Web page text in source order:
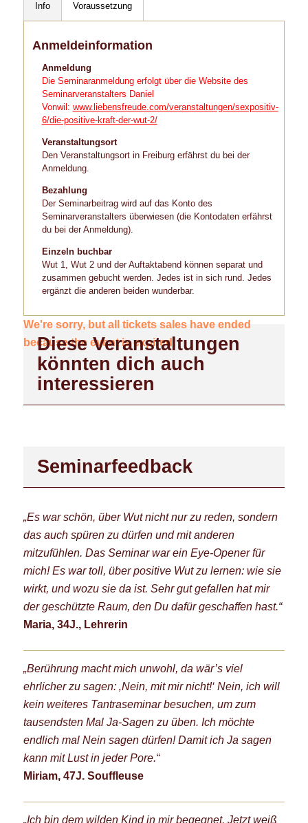
Info Voraussetzung
Anmeldeinformation
Anmeldung
Die Seminaranmeldung erfolgt über die Website des
Seminarveranstalters Daniel
Vonwil: www.liebensfreude.com/veranstaltungen/sexpositiv-
6/die-positive-kraft-der-wut-2/
Veranstaltungsort
Den Veranstaltungsort in Freiburg erfährst du bei der
Anmeldung.
Bezahlung
Der Seminarbeitrag wird auf das Konto des
Seminarveranstalters überwiesen (die Kontodaten erfährst
du bei der Anmeldung).
Einzeln buchbar
Wut 1, Wut 2 und der Auftaktabend können separat und
zusammen gebucht werden. Jedes ist in sich rund. Jedes
ergänzt die anderen beiden wunderbar.
We're sorry, but all tickets sales have ended
because the event is expired.
Diese Veranstaltungen
könnten dich auch
interessieren
Seminarfeedback
„Es war schön, über Wut nicht nur zu reden, sondern
das auch spüren zu dürfen und mit anderen
mitzufühlen. Das Seminar war ein Eye-Opener für
mich! Es war toll, über positive Wut zu lernen: wie sie
wirkt, und wozu sie da ist. Sehr gut gefallen hat mir
der geschützte Raum, den Du dafür geschaffen hast.“
Maria, 34J., Lehrerin
„Berührung macht mich unwohl, da wär’s viel
ehrlicher zu sagen: ‚Nein, mit mir nicht!‘ Nein, ich will
kein weiteres Tantraseminar besuchen, um zum
tausendsten Mal Ja-Sagen zu üben. Ich möchte
endlich mal Nein sagen dürfen! Damit ich Ja sagen
kann mit Lust in jeder Pore.“
Miriam, 47J. Souffleuse
„Ich bin dem wilden Kind in mir begegnet. Jetzt weiß